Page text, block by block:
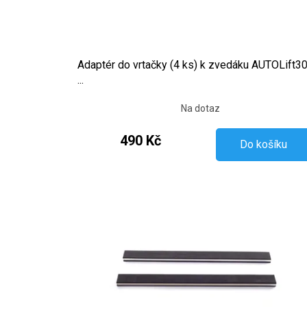
Adaptér do vrtačky (4 ks) k zvedáku
...
Na dotaz
490 Kč Do košíku